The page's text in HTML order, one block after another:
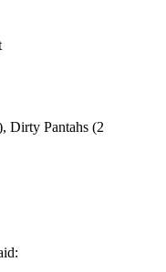
Dirty Pantahs (2